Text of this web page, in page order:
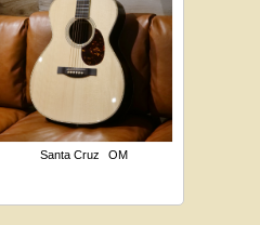
Santa Cruz OM